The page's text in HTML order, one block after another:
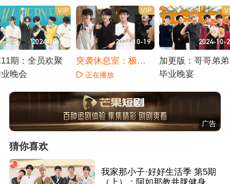
2024-10-18
VIP
期：全员欢聚
晚会
2024-10-19
VIP
突袭休息室：极速
赛车挑战赛
正在播放
2024-10-
加更版：哥哥弟弟
毕业晚宴
广告
猜你喜欢
我家那小子·好好生活季 第5期
（上）：阿如那教井胧健身惨